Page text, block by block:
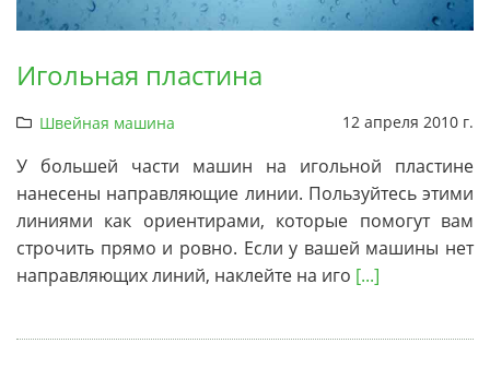
Игольная пластина
Швейная машина 12 апреля 2010 г.
У большей части машин на игольной пластине
нанесены направляющие линии. Пользуйтесь этими
линиями как ориентирами, которые помогут вам
строчить прямо и ровно. Если у вашей машины нет
направляющих линий, наклейте на иго [...]